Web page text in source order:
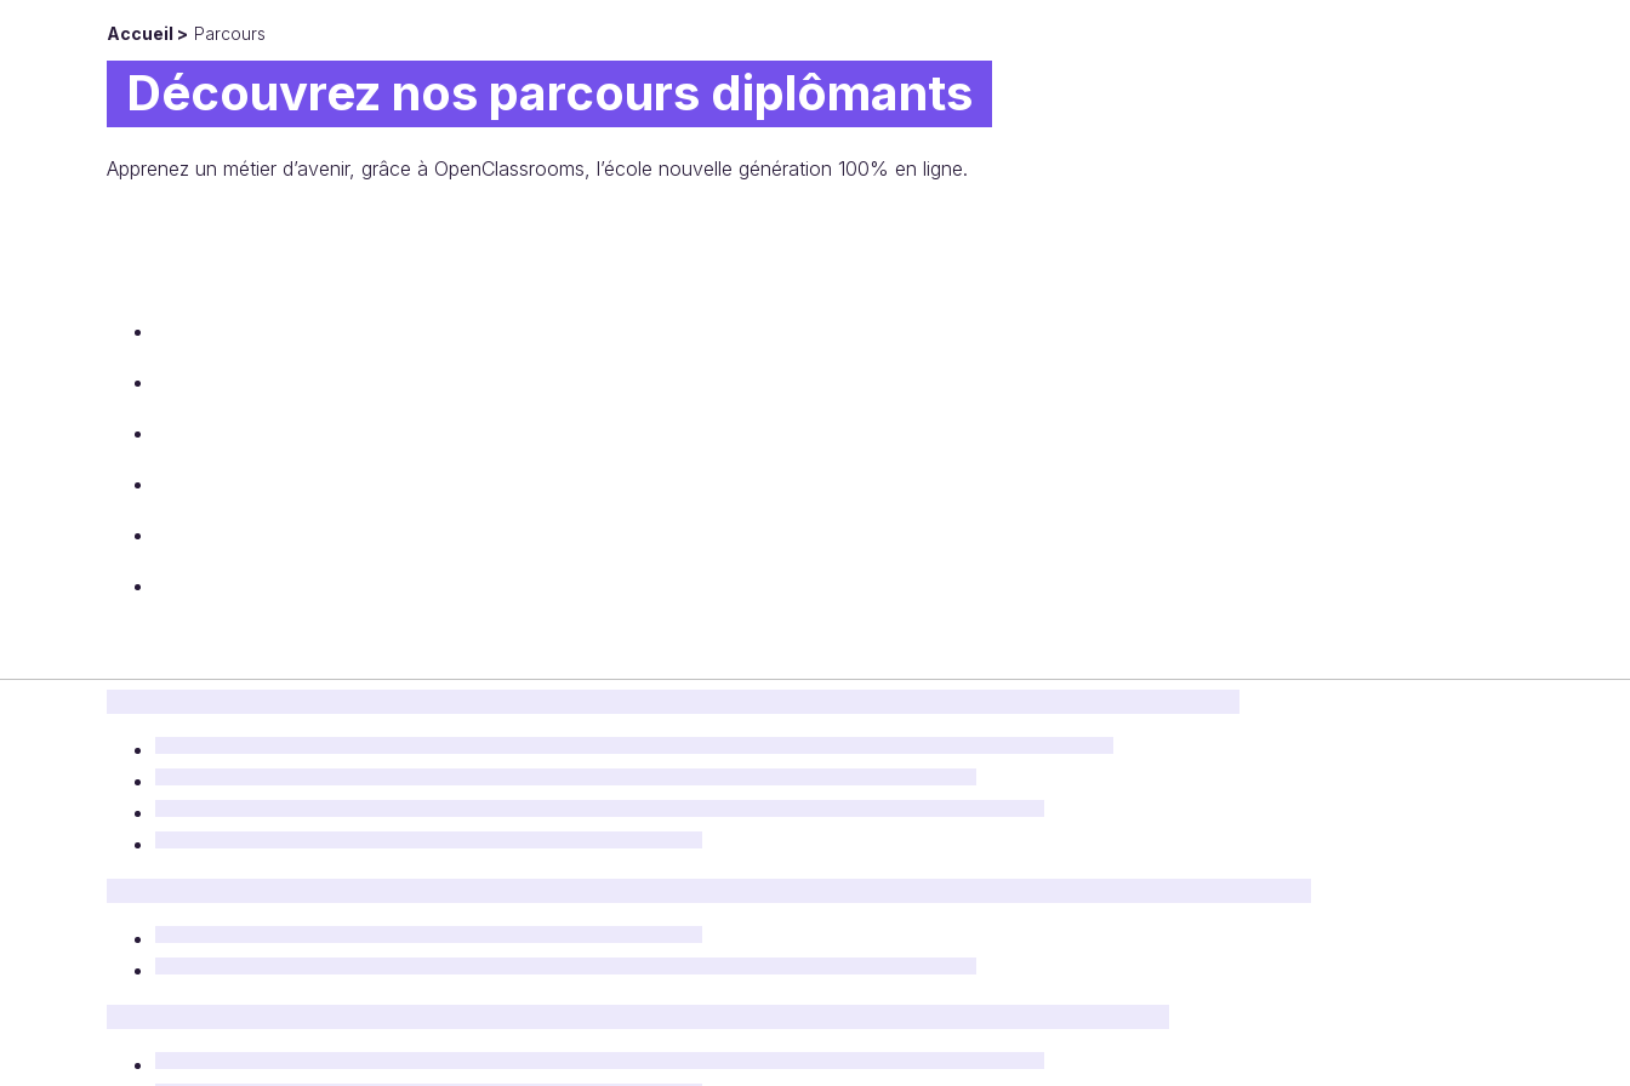
Accueil Parcours
Découvrez nos parcours diplômants
Apprenez un métier d’avenir, grâce à OpenClassrooms, l’école nouvelle génération 100% en ligne.